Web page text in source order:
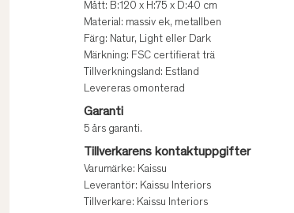
Mått: B:120 x H:75 x D:40 cm
Material: massiv ek, metallben
Färg: Natur, Light eller Dark
Märkning: FSC certifierat trä
Tillverkningsland: Estland
Levereras omonterad
Garanti
5 års garanti.
Tillverkarens kontaktuppgifter
Varumärke: Kaissu
Leverantör: Kaissu Interiors
Tillverkare: Kaissu Interiors